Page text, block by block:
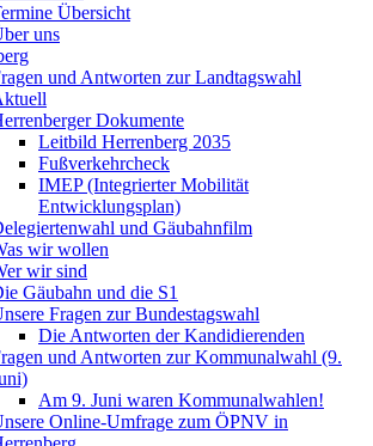
Übersicht
uns
und Antworten zur Landtagswahl
Dokumente
Leitbild Herrenberg 2035
Fußverkehrcheck
IMEP (Integrierter Mobilität
Entwicklungsplan)
und Gäubahnfilm
wir wollen
wir sind
Gäubahn und die S1
Fragen zur Bundestagswahl
Die Antworten der Kandidierenden
und Antworten zur Kommunalwahl (9.
Am 9. Juni waren Kommunalwahlen!
Online-Umfrage zum ÖPNV in